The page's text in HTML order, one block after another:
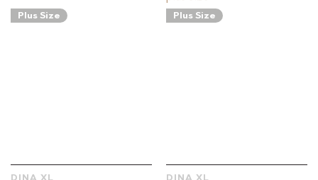
Plus Size
DINA XL
Plus Size
DINA XL